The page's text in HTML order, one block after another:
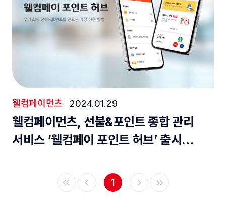
웰컴페이먼츠 2024.01.29
웰컴페이먼츠, 선불&포인트 종합 관리
서비스 ‘웰컴페이 포인트 허브’ 출시…
1